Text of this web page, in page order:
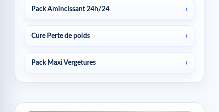
Pack Amincissant 24h/24
Cure Perte de poids
Pack Maxi Vergetures